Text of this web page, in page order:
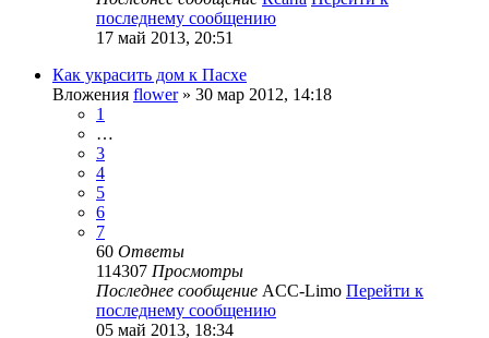
последнему сообщению
17 май 2013, 20:51
Как украсить дом к Пасхе
Вложения flower» 30 мар 2012, 14:18
1
…
3
4
5
6
7
60 Ответы
114307 Просмотры
Последнее сообщение ACC-Limo Перейти к
последнему сообщению
05 май 2013, 18:34